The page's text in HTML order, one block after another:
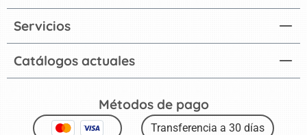
Catálogos actuales
Servicios
Métodos de pago
Transferencia a 30 días